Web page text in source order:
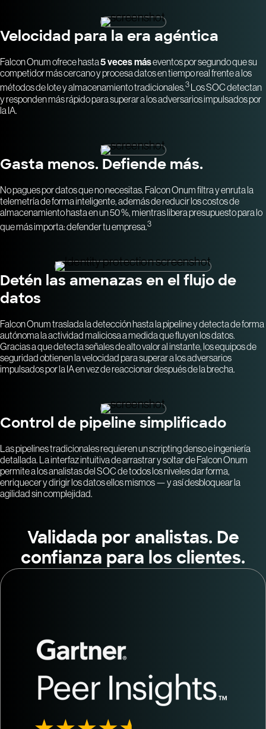
Velocidad para la era agéntica
Falcon Onum ofrece hasta5 veces máseventos por segundo que su
competidor más cercano y procesa datos en tiempo real frente a los
métodos de lote y almacenamiento tradicionales.3 Los SOC detectan
y responden más rápido para superar a los adversarios impulsados por
la IA.
Gasta menos. Defiende más.
No pagues por datos que no necesitas. Falcon Onum filtra y enruta la
telemetría de forma inteligente, además de reducir los costos de
almacenamiento hasta en un 50 %, mientras libera presupuesto para lo
que más importa: defender tu empresa.3
Detén las amenazas en el flujo de
datos
Falcon Onum traslada la detección hasta la pipeline y detecta de forma
autónoma la actividad maliciosa a medida que fluyen los datos.
Gracias a que detecta señales de alto valor al instante, los equipos de
seguridad obtienen la velocidad para superar a los adversarios
impulsados por la IA en vez de reaccionar después de la brecha.
Control de pipeline simplificado
Las pipelines tradicionales requieren un scripting denso e ingeniería
detallada. La interfaz intuitiva de arrastrar y soltar de Falcon Onum
permite a los analistas del SOC de todos los niveles dar forma,
enriquecer y dirigir los datos ellos mismos — y así desbloquear la
agilidad sin complejidad.
Validada por analistas. De
confianza para los clientes.